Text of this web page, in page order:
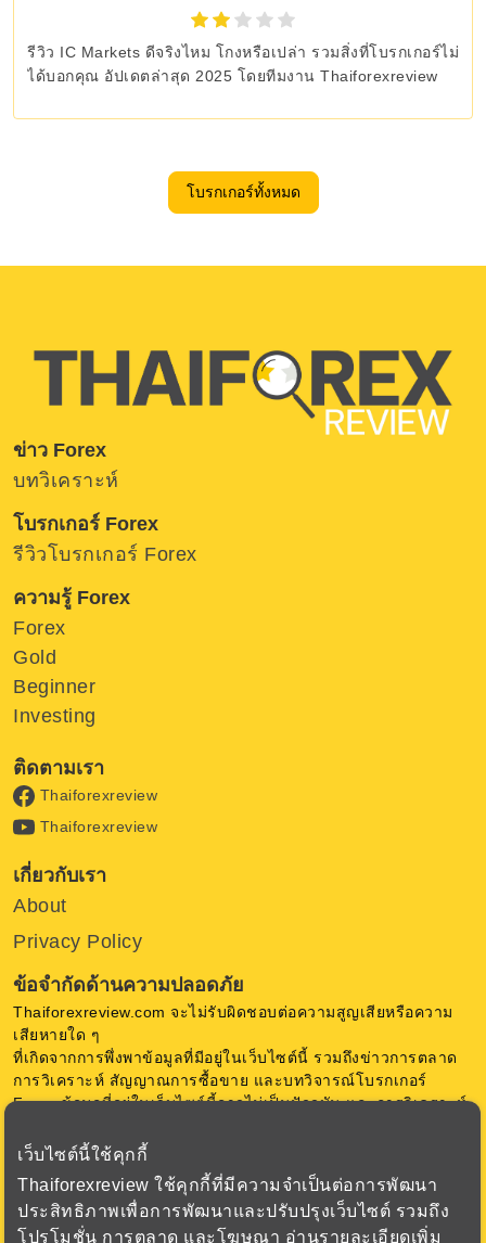
เว็บไซต์นี้ใช้คุกกี้
Thaiforexreview ใช้คุกกี้ที่มีความจำเป็นต่อการพัฒนา
ประสิทธิภาพเพื่อการพัฒนาและปรับปรุงเว็บไซต์ รวมถึง
โปรโมชั่น การตลาด และโฆษณา อ่านรายละเอียดเพิ่ม
รีวิว IC Markets ดีจริงไหม โกงหรือเปล่า รวมสิ่งที่โบรกเกอร์ไม่
ได้บอกคุณ อัปเดตล่าสุด 2025 โดยทีมงาน Thaiforexreview
โบรกเกอร์ทั้งหมด
ข่าว Forex
บทวิเคราะห์
โบรกเกอร์ Forex
รีวิวโบรกเกอร์ Forex
ความรู้ Forex
Forex
Gold
Beginner
Investing
ติดตามเรา
Thaiforexreview
Thaiforexreview
เกี่ยวกับเรา
About
Privacy Policy
ข้อจำกัดด้านความปลอดภัย
Thaiforexreview.com จะไม่รับผิดชอบต่อความสูญเสียหรือความ
เสียหายใด ๆ
ที่เกิดจากการพึ่งพาข้อมูลที่มีอยู่ในเว็บไซต์นี้ รวมถึงข่าวการตลาด
การวิเคราะห์ สัญญาณการซื้อขาย และบทวิจารณ์โบรกเกอร์
Forex ข้อมูลที่อยู่ในเว็บไซต์นี้อาจไม่เป็นปัจจุบัน และการวิเคราะห์
การซื้อขายสกุลเงินในตลาด Forex มีความเสี่ยงสูง ก่อนตัดสินใจ
ซื้อขาย Forex หรือใช้เครื่องมือทางการเงินอื่น ๆ ควรพิจารณา
วัตถุประสงค์การลงทุน ระดับประสบการณ์ และความเสี่ยงอย่าง